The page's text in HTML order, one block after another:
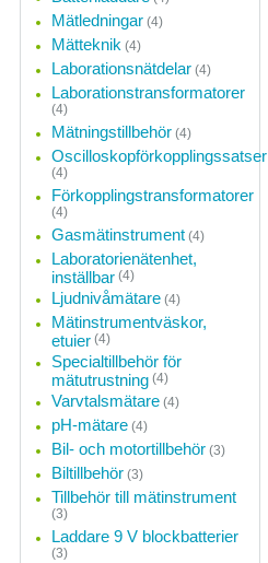
Mätledningar (4)
Mätteknik (4)
Laborationsnätdelar (4)
Laborationstransformatorer
(4)
Mätningstillbehör (4)
Oscilloskopförkopplingssatser
(4)
Förkopplingstransformatorer
(4)
Gasmätinstrument (4)
Laboratorienätenhet,
inställbar (4)
Ljudnivåmätare (4)
Mätinstrumentväskor,
etuier (4)
Specialtillbehör för
mätutrustning (4)
Varvtalsmätare (4)
pH-mätare (4)
Bil- och motortillbehör (3)
Biltillbehör (3)
Tillbehör till mätinstrument
(3)
Laddare 9 V blockbatterier
(3)